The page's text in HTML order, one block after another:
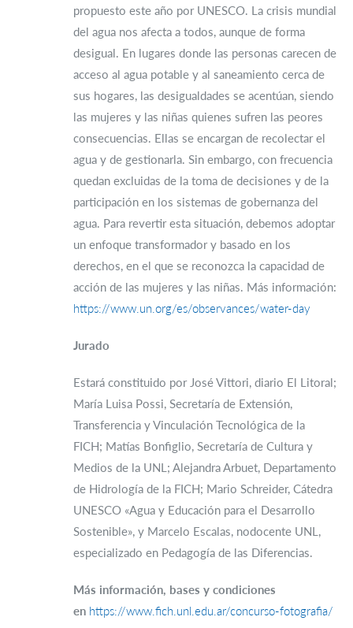
propuesto este año por UNESCO. La crisis mundial
del agua nos afecta a todos, aunque de forma
desigual. En lugares donde las personas carecen de
acceso al agua potable y al saneamiento cerca de
sus hogares, las desigualdades se acentúan, siendo
las mujeres y las niñas quienes sufren las peores
consecuencias. Ellas se encargan de recolectar el
agua y de gestionarla. Sin embargo, con frecuencia
quedan excluidas de la toma de decisiones y de la
participación en los sistemas de gobernanza del
agua. Para revertir esta situación, debemos adoptar
un enfoque transformador y basado en los
derechos, en el que se reconozca la capacidad de
acción de las mujeres y las niñas. Más información:
https://www.un.org/es/observances/water-day
Jurado
Estará constituido por José Vittori, diario El Litoral;
María Luisa Possi, Secretaría de Extensión,
Transferencia y Vinculación Tecnológica de la
FICH; Matías Bonfiglio, Secretaría de Cultura y
Medios de la UNL; Alejandra Arbuet, Departamento
de Hidrología de la FICH; Mario Schreider, Cátedra
UNESCO «Agua y Educación para el Desarrollo
Sostenible», y Marcelo Escalas, nodocente UNL,
especializado en Pedagogía de las Diferencias.
Más información, bases y condiciones
en https://www.fich.unl.edu.ar/concurso-fotografia/